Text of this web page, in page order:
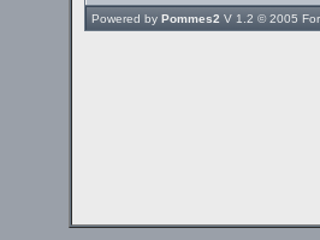
Powered by Pommes2 V 1.2 © 2005